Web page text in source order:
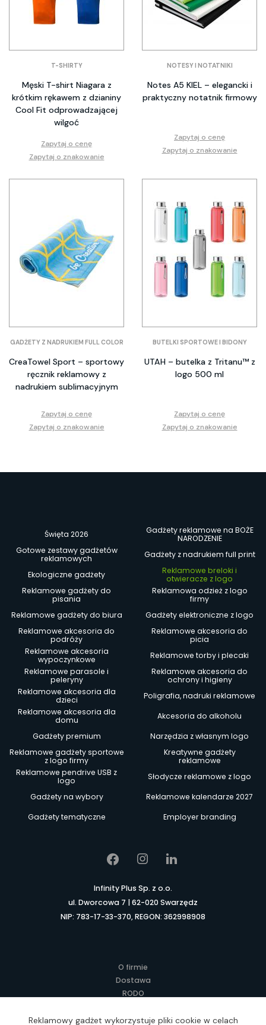
T-SHIRTY
Męski T-shirt Niagara z
krótkim rękawem z dzianiny
Cool Fit odprowadzającej
wilgoć
Zapytaj o cenę
Zapytaj o znakowanie
NOTESY I NOTATNIKI
Notes A5 KIEL – elegancki i
praktyczny notatnik firmowy
Zapytaj o cenę
Zapytaj o znakowanie
GADŻETY Z NADRUKIEM FULL COLOR
CreaTowel Sport – sportowy
ręcznik reklamowy z
nadrukiem sublimacyjnym
Zapytaj o cenę
Zapytaj o znakowanie
BUTELKI SPORTOWE I BIDONY
UTAH – butelka z Tritanu™ z
logo 500 ml
Zapytaj o cenę
Zapytaj o znakowanie
Święta 2026
Gadżety reklamowe na BOŻE
NARODZENIE
Gotowe zestawy gadżetów
reklamowych
Gadżety z nadrukiem full print
Ekologiczne gadżety
Reklamowe breloki i
otwieracze z logo
Reklamowe gadżety do
pisania
Reklamowa odzież z logo
firmy
Reklamowe gadżety do biura
Gadżety elektroniczne z logo
Reklamowe akcesoria do
podróży
Reklamowe akcesoria do
picia
Reklamowe akcesoria
wypoczynkowe
Reklamowe torby i plecaki
Reklamowe parasole i
peleryny
Reklamowe akcesoria do
ochrony i higieny
Reklamowe akcesoria dla
dzieci
Poligrafia, nadruki reklamowe
Reklamowe akcesoria dla
domu
Akcesoria do alkoholu
Gadżety premium
Narzędzia z własnym logo
Reklamowe gadżety sportowe
z logo firmy
Kreatywne gadżety
reklamowe
Reklamowe pendrive USB z
logo
Słodycze reklamowe z logo
Gadżety na wybory
Reklamowe kalendarze 2027
Gadżety tematyczne
Employer branding
Infinity Plus Sp. z o.o.
ul. Dworcowa 7 | 62-020 Swarzędz
NIP: 783-17-33-370, REGON: 362998908
O firmie
Dostawa
RODO
Regulamin
Reklamowy gadżet wykorzystuje pliki cookie w celach